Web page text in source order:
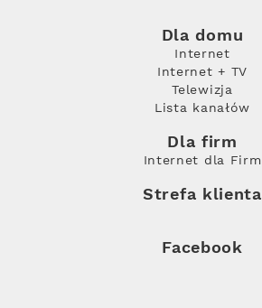
Dla domu
Internet
Internet + TV
Telewizja
Lista kanałów
Dla firm
Internet dla Firm
Strefa klienta
Facebook